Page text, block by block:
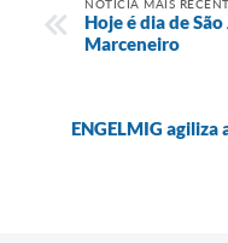
NOTÍCIA MAIS
Hoje é dia de
Marceneiro
ENGELMIG